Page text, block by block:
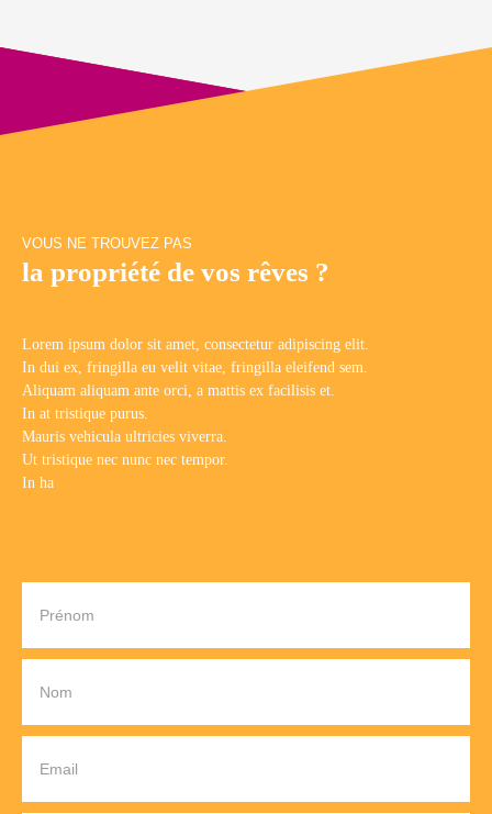
VOUS NE TROUVEZ PAS
la propriété de vos rêves ?
Lorem ipsum dolor sit amet, consectetur adipiscing elit.
In dui ex, fringilla eu velit vitae, fringilla eleifend sem.
Aliquam aliquam ante orci, a mattis ex facilisis et.
In at tristique purus.
Mauris vehicula ultricies viverra.
Ut tristique nec nunc nec tempor.
In ha
Prénom
Nom
Email